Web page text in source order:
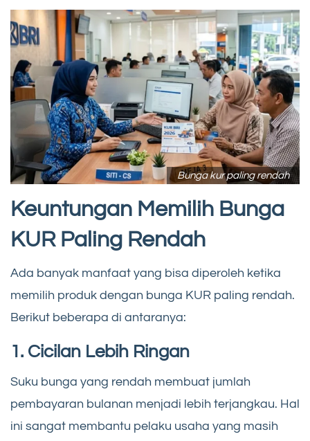
Bunga kur paling rendah
Keuntungan Memilih Bunga
KUR Paling Rendah
Ada banyak manfaat yang bisa diperoleh ketika
memilih produk dengan bunga KUR paling rendah.
Berikut beberapa di antaranya:
1. Cicilan Lebih Ringan
Suku bunga yang rendah membuat jumlah
pembayaran bulanan menjadi lebih terjangkau. Hal
ini sangat membantu pelaku usaha yang masih